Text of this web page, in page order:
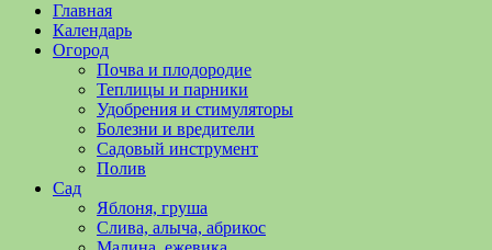
Садоводство
Огородничество
Садоводство
огородничество
полезные
уходу
овощами,
Главная
Календарь
Огород
Почва и плодородие
Теплицы и парники
Удобрения и стимуляторы
Болезни и вредители
Садовый инструмент
Полив
Сад
Яблоня, груша
Слива, алыча, абрикос